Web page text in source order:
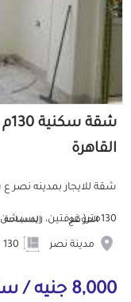
القاهرة
شقة للايجار بمدينه نصر
130متر( غرفتين، ريسبشن كبير ، مطبخ، ح... الموقع
مدينة نصر
المساحة
8,000 جنيه / سنوياً